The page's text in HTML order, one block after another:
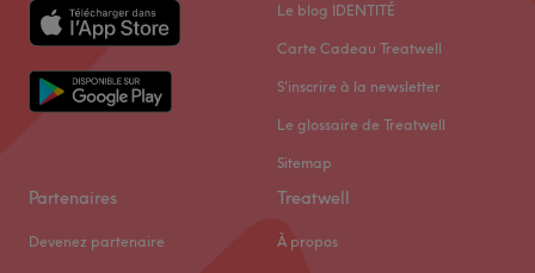
Le blog IDENTITÉ
Carte Cadeau Treatwell
S'inscrire à la newsletter
Le glossaire de Treatwell
Sitemap
Partenaires
Devenez partenaire
Treatwell
À propos